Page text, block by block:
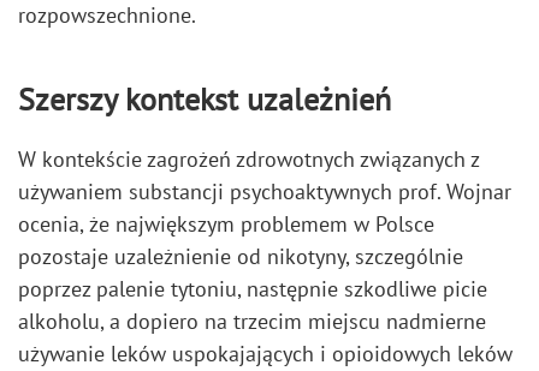
rozpowszechnione.
Szerszy kontekst uzależnień
W kontekście zagrożeń zdrowotnych związanych z
używaniem substancji psychoaktywnych prof. Wojnar
ocenia, że największym problemem w Polsce
pozostaje uzależnienie od nikotyny, szczególnie
poprzez palenie tytoniu, następnie szkodliwe picie
alkoholu, a dopiero na trzecim miejscu nadmierne
używanie leków uspokajających i opioidowych leków